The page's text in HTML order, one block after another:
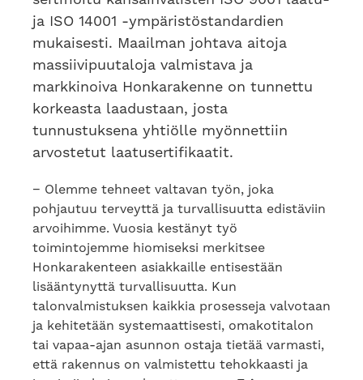
ja ISO 14001 -ympäristöstandardien
mukaisesti. Maailman johtava aitoja
massiivipuutaloja valmistava ja
markkinoiva Honkarakenne on tunnettu
korkeasta laadustaan, josta
tunnustuksena yhtiölle myönnettiin
arvostetut laatusertifikaatit.
− Olemme tehneet valtavan työn, joka
pohjautuu terveyttä ja turvallisuutta edistäviin
arvoihimme. Vuosia kestänyt työ
toimintojemme hiomiseksi merkitsee
Honkarakenteen asiakkaille entisestään
lisääntynyttä turvallisuutta. Kun
talonvalmistuksen kaikkia prosesseja valvotaan
ja kehitetään systemaattisesti, omakotitalon
tai vapaa-ajan asunnon ostaja tietää varmasti,
että rakennus on valmistettu tehokkaasti ja